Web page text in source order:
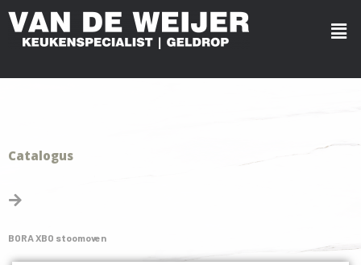
Catalogus
BORA XBO stoomoven